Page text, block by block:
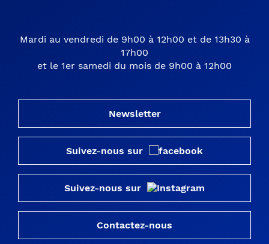
Mardi au vendredi de 9h00 à 12h00 et de 13h30 à
17h00
et le 1er samedi du mois de 9h00 à 12h00
Newsletter
Suivez-nous sur
Suivez-nous sur
Contactez-nous